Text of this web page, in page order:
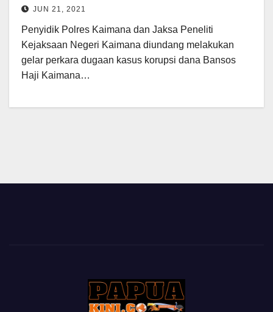
JUN 21, 2021
Penyidik Polres Kaimana dan Jaksa Peneliti
Kejaksaan Negeri Kaimana diundang melakukan
gelar perkara dugaan kasus korupsi dana Bansos
Haji Kaimana…